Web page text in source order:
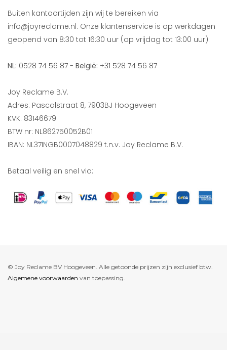
Buiten kantoortijden zijn wij te bereiken via
info@joyreclame.nl. Onze klantenservice is op werkdagen
geopend van 8:30 tot 16:30 uur (op vrijdag tot 13:00 uur).
NL: 0528 74 56 87 - België: +31 528 74 56 87
Joy Reclame B.V.
Adres: Pascalstraat 8, 7903BJ Hoogeveen
KVK: 83146679
BTW nr: NL862750052B01
IBAN: NL37INGB0007048829 t.n.v. Joy Reclame B.V.
Betaal veilig en snel via:
© Joy Reclame BV Hoogeveen. Alle getoonde prijzen zijn exclusief btw.
Algemene voorwaarden van toepassing.